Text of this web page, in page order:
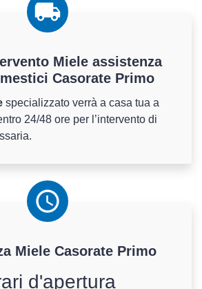
Miele assistenza
Casorate Primo
specializzato verrà a casa tua a
24/48 ore per l’intervento di
MieleCasorate Primo
d'apertura